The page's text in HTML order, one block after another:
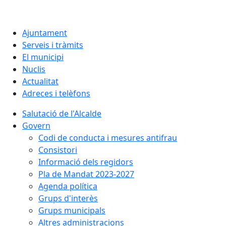
Ajuntament
Serveis i tràmits
El municipi
Nuclis
Actualitat
Adreces i telèfons
Salutació de l'Alcalde
Govern
Codi de conducta i mesures antifrau
Consistori
Informació dels regidors
Pla de Mandat 2023-2027
Agenda política
Grups d'interès
Grups municipals
Altres administracions